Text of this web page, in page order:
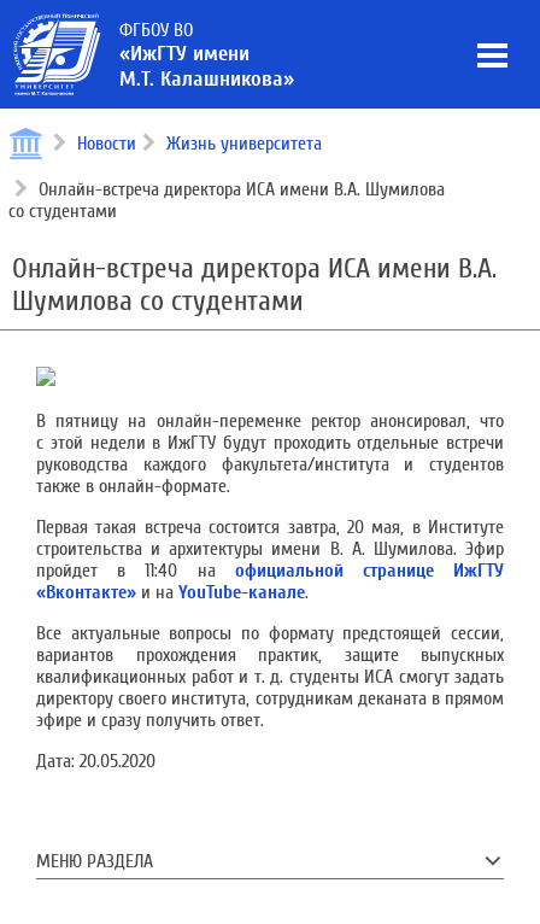
ФГБОУ ВО
«ИжГТУ имени
М.Т. Калашникова»
Новости Жизнь университета
Онлайн-встреча директора ИСА имени В.А. Шумилова
со студентами
Онлайн-встреча директора ИСА имени В.А.
Шумилова со студентами
В пятницу на онлайн-переменке ректор анонсировал, что
с этой недели в ИжГТУ будут проходить отдельные встречи
руководства каждого факультета/института и студентов
также в онлайн-формате.
Первая такая встреча состоится завтра, 20 мая, в Институте
строительства и архитектуры имени В. А. Шумилова. Эфир
пройдет в 11:40 на официальной странице ИжГТУ
«Вконтакте» и на YouTube-канале.
Все актуальные вопросы по формату предстоящей сессии,
вариантов прохождения практик, защите выпускных
квалификационных работ и т. д. студенты ИСА смогут задать
директору своего института, сотрудникам деканата в прямом
эфире и сразу получить ответ.
Дата: 20.05.2020
МЕНЮ РАЗДЕЛА